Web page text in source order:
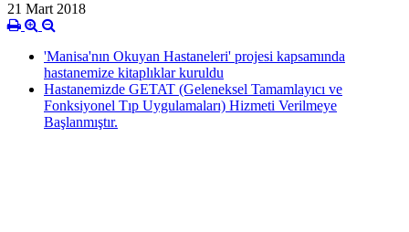
21 Mart 2018
'Manisa'nın Okuyan Hastaneleri' projesi kapsamında
hastanemize kitaplıklar kuruldu
Hastanemizde GETAT (Geleneksel Tamamlayıcı ve
Fonksiyonel Tıp Uygulamaları) Hizmeti Verilmeye
Başlanmıştır.